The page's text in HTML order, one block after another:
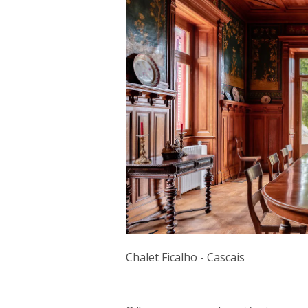
Chalet Ficalho - Cascais